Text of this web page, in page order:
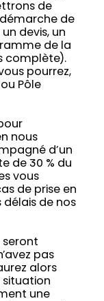
de
de
devis, un
de la
complète).
pourrez,
Pôle
nous
d’un
de 30 % du
vous
de prise en
délais de nos
seront
pas
alors
situation
une